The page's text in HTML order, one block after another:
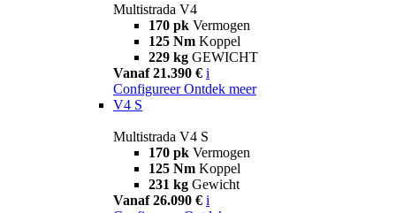
Multistrada V4
170 pk Vermogen
125 Nm Koppel
229 kg GEWICHT
Vanaf 21.390 € i
Configureer Ontdek meer
V4 S
Multistrada V4 S
170 pk Vermogen
125 Nm Koppel
231 kg Gewicht
Vanaf 26.090 € i